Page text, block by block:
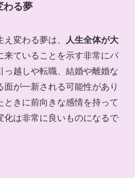
わる夢
変わる夢は、
人生全体が大
来ていることを示す非常にパ
っ越しや転職、結婚や離婚な
面が一新される可能性があり
ときに前向きな感情を持って
化は非常に良いものになるで